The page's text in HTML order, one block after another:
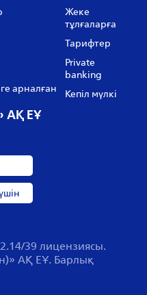
арналған
Жеке
тұлғаларға
Тарифтер
Private
banking
Кепіл мүлкі
АҚ ЕҰ
39 лицензиясы.
АҚ ЕҰ. Барлық